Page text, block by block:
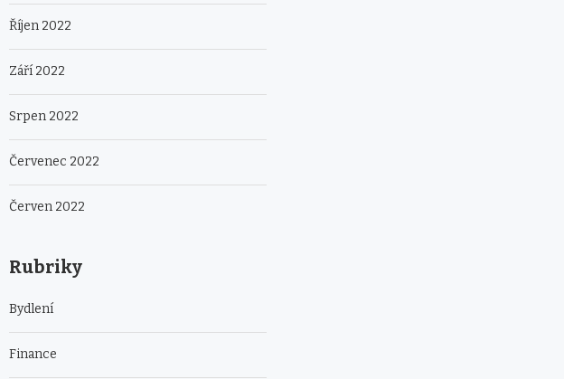
Říjen 2022
Září 2022
Srpen 2022
Červenec 2022
Červen 2022
Rubriky
Bydlení
Finance